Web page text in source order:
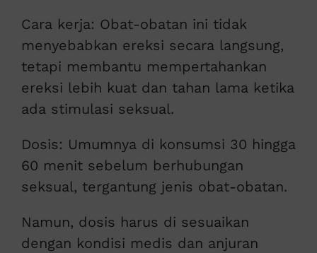
Cara kerja: Obat-obatan ini tidak
menyebabkan ereksi secara langsung,
tetapi membantu mempertahankan
ereksi lebih kuat dan tahan lama ketika
ada stimulasi seksual.
Dosis: Umumnya di konsumsi 30 hingga
60 menit sebelum berhubungan
seksual, tergantung jenis obat-obatan.
Namun, dosis harus di sesuaikan
dengan kondisi medis dan anjuran